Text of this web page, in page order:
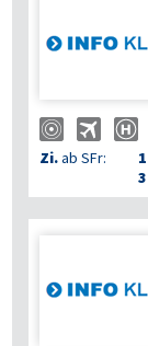
Zi.ab SFr: 1
3